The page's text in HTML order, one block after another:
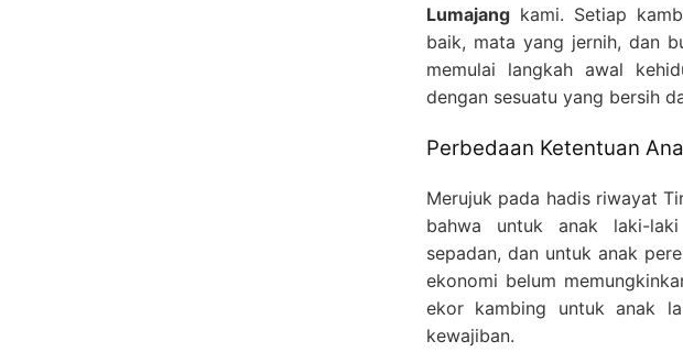
Lumajang kami. Setiap
baik, mata yang jernih, dan
memulai langkah awal
dengan sesuatu yang bersih
Perbedaan Ketentuan
Merujuk pada hadis riwayat
bahwa untuk anak laki-
sepadan, dan untuk anak
ekonomi belum
ekor kambing untuk anak
kewajiban.